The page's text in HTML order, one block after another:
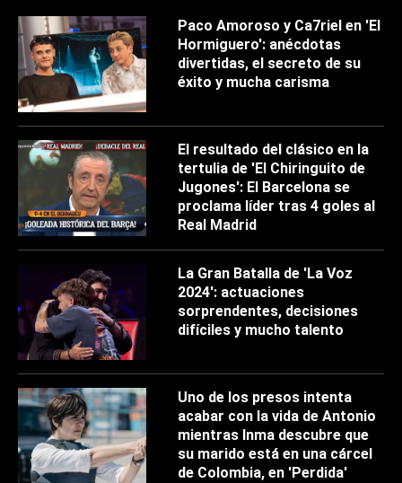
Paco Amoroso y Ca7riel en 'El
Hormiguero': anécdotas
divertidas, el secreto de su
éxito y mucha carisma
El resultado del clásico en la
tertulia de 'El Chiringuito de
Jugones': El Barcelona se
proclama líder tras 4 goles al
Real Madrid
La Gran Batalla de 'La Voz
2024': actuaciones
sorprendentes, decisiones
difíciles y mucho talento
Uno de los presos intenta
acabar con la vida de Antonio
mientras Inma descubre que
su marido está en una cárcel
de Colombia, en 'Perdida'